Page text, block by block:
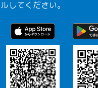
してください。